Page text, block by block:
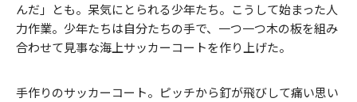
んだ」とも。呆気にとられる少年たち。こうして始まった人
力作業。少年たちは自分たちの手で、一つ一つ木の板を組み
合わせて見事な海上サッカーコートを作り上げた。
手作りのサッカーコート。ピッチから釘が飛びして痛い思い